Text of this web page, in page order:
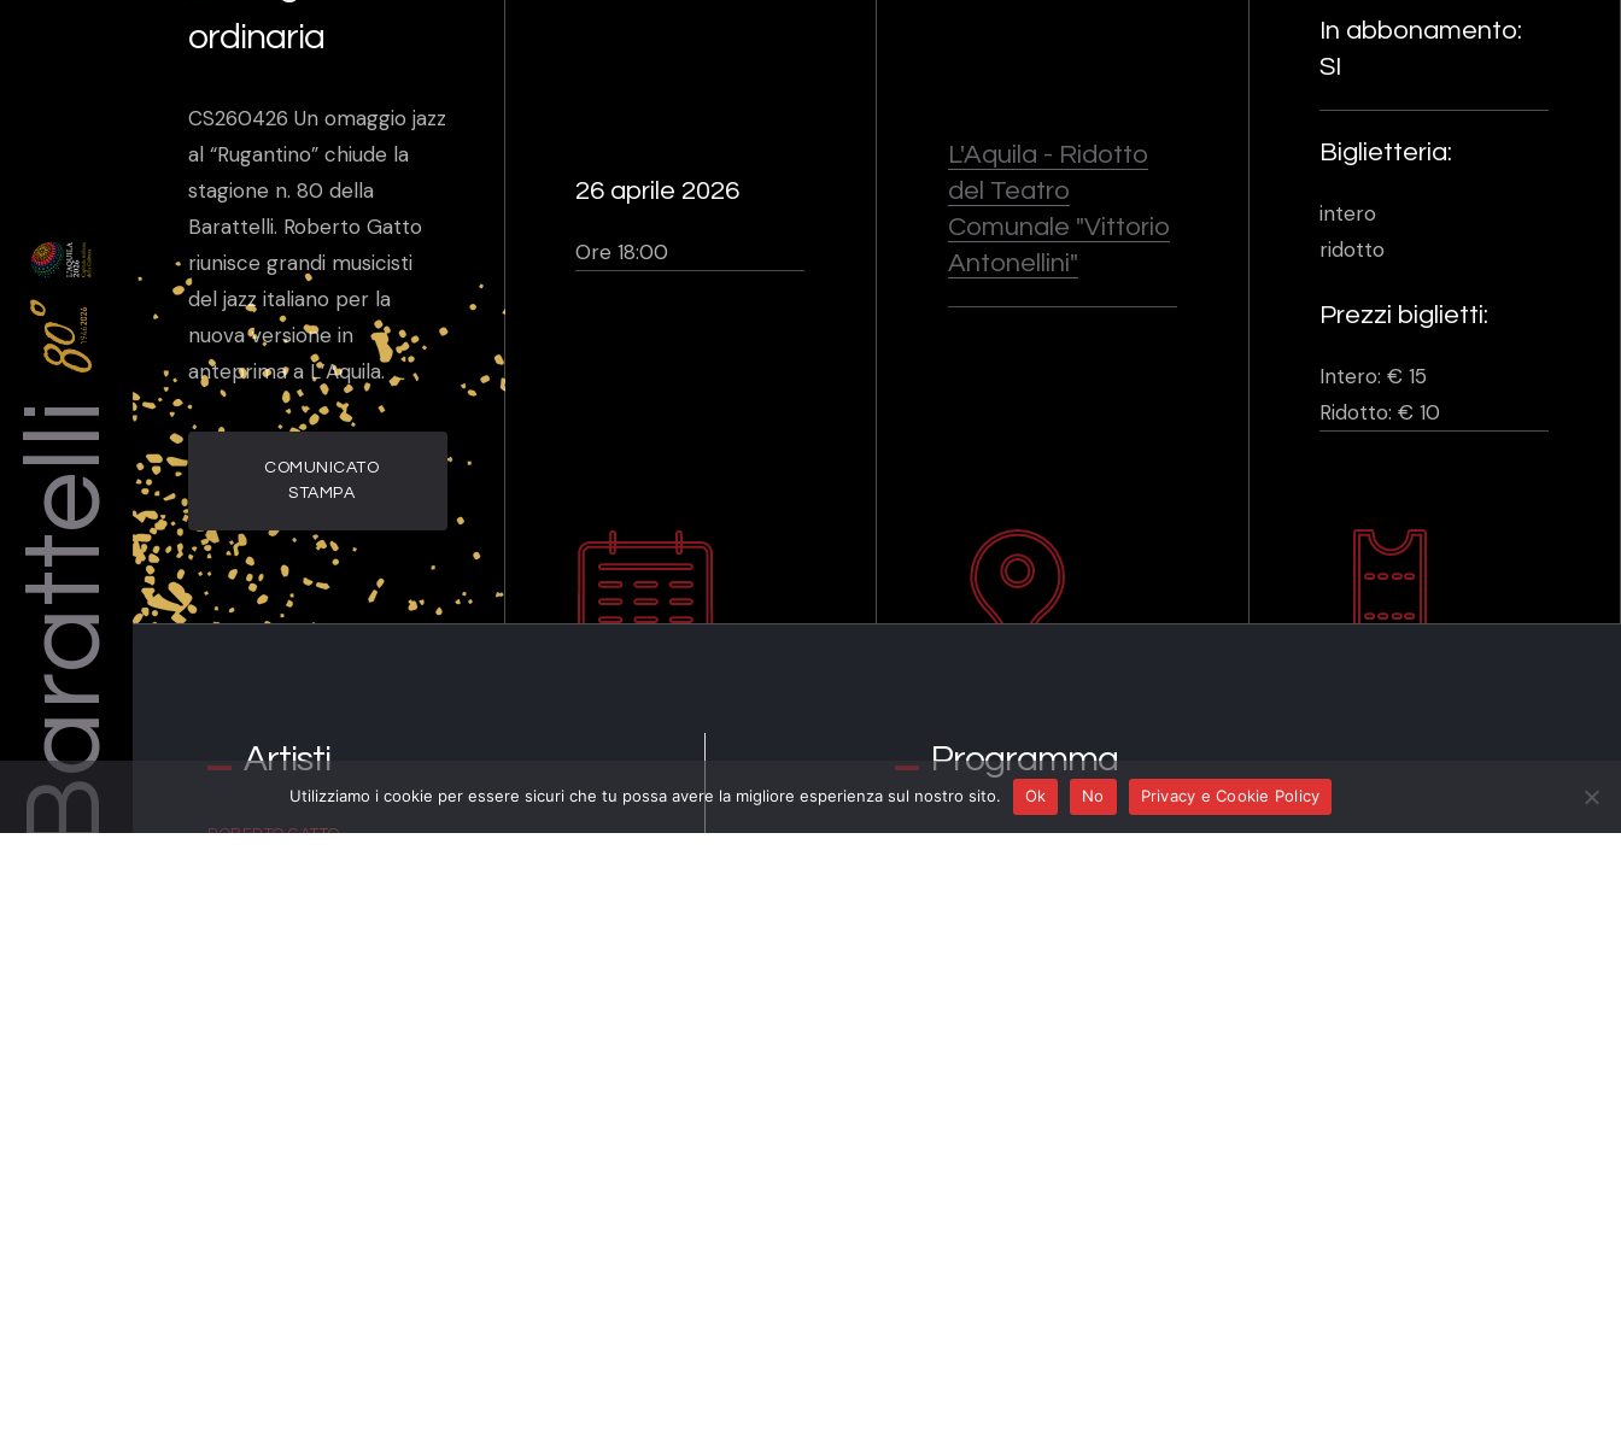
Barattelli
ordinaria
CS260426 Un omaggio jazz
al “Rugantino” chiude la
stagione n. 80 della
Barattelli. Roberto Gatto
riunisce grandi musicisti
del jazz italiano per la
nuova versione in
anteprima a L’Aquila.
COMUNICATO
STAMPA
26 aprile 2026
Ore 18:00
L'Aquila - Ridotto
del Teatro
Comunale "Vittorio
Antonellini"
In abbonamento:
SI
Biglietteria:
intero
ridotto
Prezzi biglietti:
Intero: € 15
Ridotto: € 10
Artisti
ROBERTO GATTO
Programma
ROBERTO GATTO
Utilizziamo i cookie per essere sicuri che tu possa avere la migliore esperienza sul nostro sito. Ok No Privacy e Cookie Policy